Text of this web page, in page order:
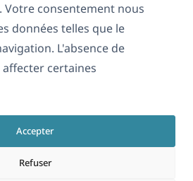
Votre consentement nous
données telles que le
L'absence de
certaines
Accepter
Refuser
Français
de confidentialité
notre équipe
fenêtre)
dans
une
nouvelle
fenêtre)
dans
une
nouvelle
fenêtre)
dans
nouvelle